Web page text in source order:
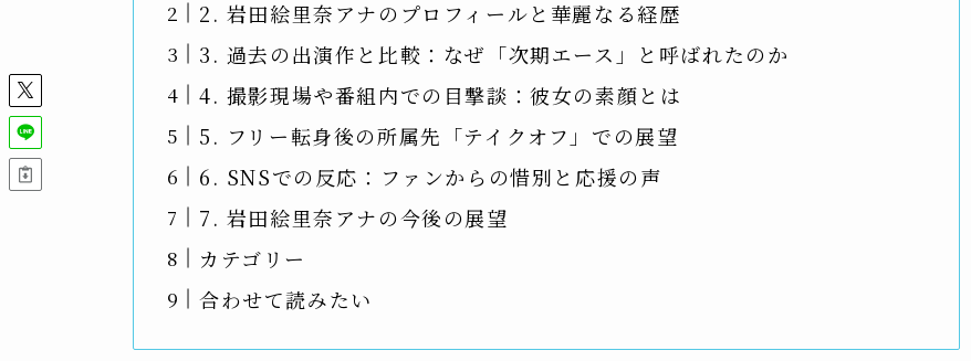
2. 岩田絵里奈アナのプロフィールと華麗なる経歴
3. 過去の出演作と比較：なぜ「次期エース」と呼ばれたのか
4. 撮影現場や番組内での目撃談：彼女の素顔とは
5. フリー転身後の所属先「テイクオフ」での展望
6. SNSでの反応：ファンからの惜別と応援の声
7. 岩田絵里奈アナの今後の展望
カテゴリー
合わせて読みたい